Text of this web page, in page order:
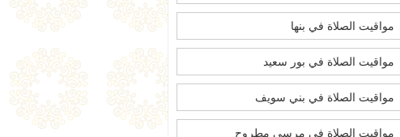
مواقيت الصلاة في بنها
مواقيت الصلاة في بور سعيد
مواقيت الصلاة في بني سويف
مواقيت الصلاة في مرسى مطروح